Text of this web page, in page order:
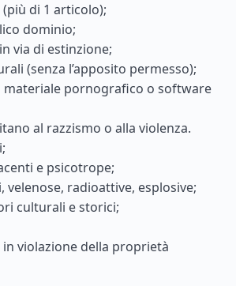
di 1 articolo);
dominio;
via di estinzione;
(senza l’apposito permesso);
pornografico o software
al razzismo o alla violenza.
e psicotrope;
velenose, radioattive, esplosive;
culturali e storici;
violazione della proprietà